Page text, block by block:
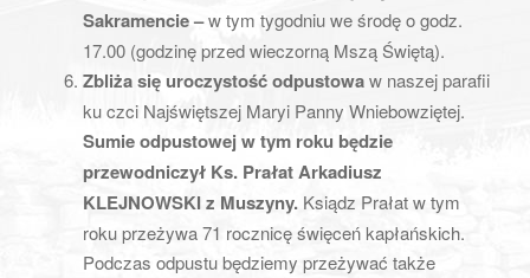
Sakramencie –w tym tygodniu we środę o godz.
17.00 (godzinę przed wieczorną Mszą Świętą).
Zbliża się uroczystość odpustowaw naszej parafii
ku czci Najświętszej Maryi Panny Wniebowziętej.
Sumie odpustowej w tym roku będzie
przewodniczył Ks. Prałat Arkadiusz
KLEJNOWSKI z Muszyny. Ksiądz Prałat w tym
roku przeżywa 71 rocznicę święceń kapłańskich.
Podczas odpustu będziemy przeżywać także